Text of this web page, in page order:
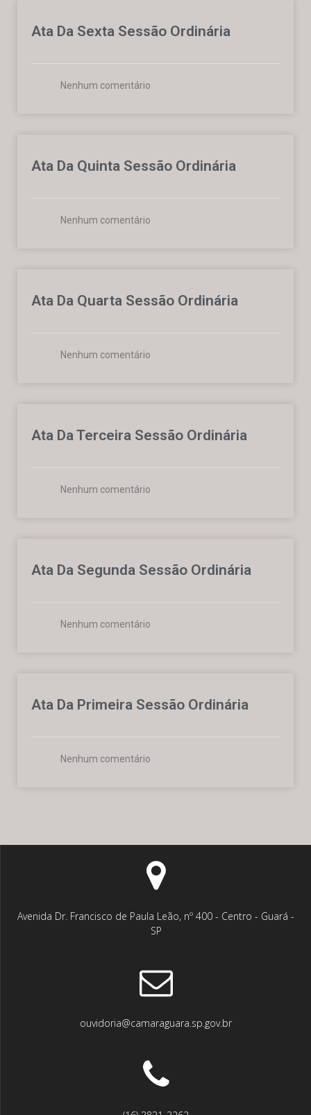
Ata Da Sexta Sessão Ordinária
Nenhum comentário
Ata Da Quinta Sessão Ordinária
Nenhum comentário
Ata Da Quarta Sessão Ordinária
Nenhum comentário
Ata Da Terceira Sessão Ordinária
Nenhum comentário
Ata Da Segunda Sessão Ordinária
Nenhum comentário
Ata Da Primeira Sessão Ordinária
Nenhum comentário
Avenida Dr. Francisco de Paula Leão, nº 400 - Centro - Guará -
SP
ouvidoria@camaraguara.sp.gov.br